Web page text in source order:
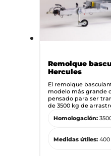
Remolque
Hercules
El remolque
modelo más grande
pensado para ser
de 3500 kg de
Homologación:
Medidas útiles: 400